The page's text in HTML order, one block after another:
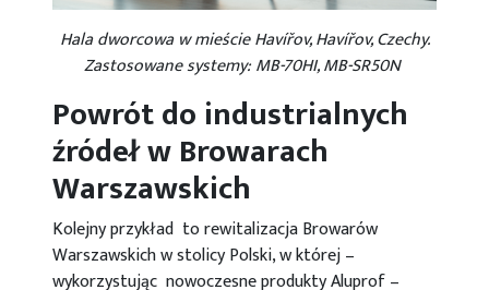
Hala dworcowa w mieście Havířov, Havířov, Czechy.
Zastosowane systemy: MB-70HI, MB-SR50N
Powrót do industrialnych
źródeł w Browarach
Warszawskich
Kolejny przykład to rewitalizacja Browarów
Warszawskich w stolicy Polski, w której –
wykorzystując nowoczesne produkty Aluprof –